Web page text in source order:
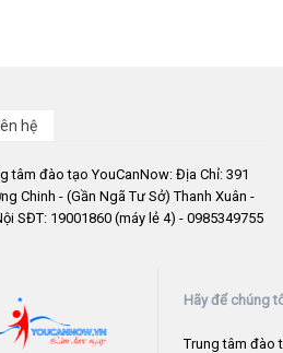
hệ
tâm đào tạo YouCanNow: Địa Chỉ: 391
Chinh - (Gần Ngã Tư Sở) Thanh Xuân -
SĐT: 19001860 (máy lẻ 4) - 0985349755
Hãy để chúng
Trung tâm đào